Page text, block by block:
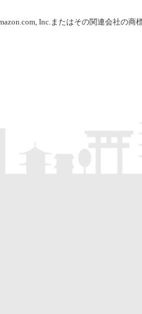
Inc.またはその関連会社の商